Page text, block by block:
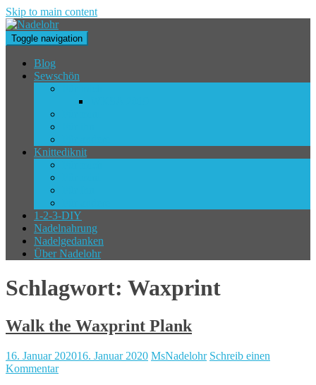
Skip to main content
Toggle navigation
Blog
Sewschön
Knittediknit
1-2-3-DIY
Nadelnahrung
Nadelgedanken
Über Nadelohr
Schlagwort: Waxprint
Walk the Waxprint Plank
16. Januar 202016. Januar 2020 MsNadelohr Schreib einen
Kommentar